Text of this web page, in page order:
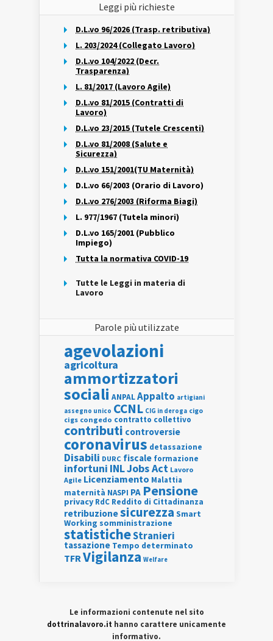
Leggi più richieste
D.L.vo 96/2026 (Trasp. retributiva)
L. 203/2024 (Collegato Lavoro)
D.L.vo 104/2022 (Decr.
Trasparenza)
L. 81/2017 (Lavoro Agile)
D.L.vo 81/2015 (Contratti di
Lavoro)
D.L.vo 23/2015 (Tutele Crescenti)
D.L.vo 81/2008 (Salute e
Sicurezza)
D.L.vo 151/2001(TU Maternità)
D.L.vo 66/2003 (Orario di Lavoro)
D.L.vo 276/2003 (Riforma Biagi)
L. 977/1967 (Tutela minori)
D.L.vo 165/2001 (Pubblico
Impiego)
Tutta la normativa COVID-19
Tutte le Leggi in materia di
Lavoro
Parole più utilizzate
agevolazioni
agricoltura
ammortizzatori
sociali ANPALAppalto artigiani
assegno unico CCNL CIG in deroga cigo
cigs congedo contratto collettivo
contributi controversie
coronavirus detassazione
Disabili DURC fiscale formazione
infortuni INLJobs Act Lavoro
Agile Licenziamento Malattia
maternità NASPI PA Pensione
privacy RdC Reddito di Cittadinanza
retribuzionesicurezza Smart
Working somministrazione
statisticheStranieri
tassazione Tempo determinato
TFRVigilanza Welfare
Le informazioni contenute nel sito
dottrinalavoro.it hanno carattere unicamente
informativo.